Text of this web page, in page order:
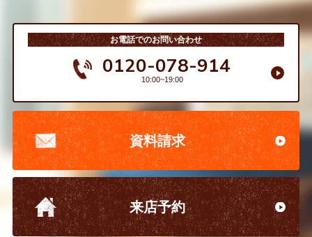
お電話でのお問い合わせ
0120-078-914
10:00~19:00
資料請求
来店予約